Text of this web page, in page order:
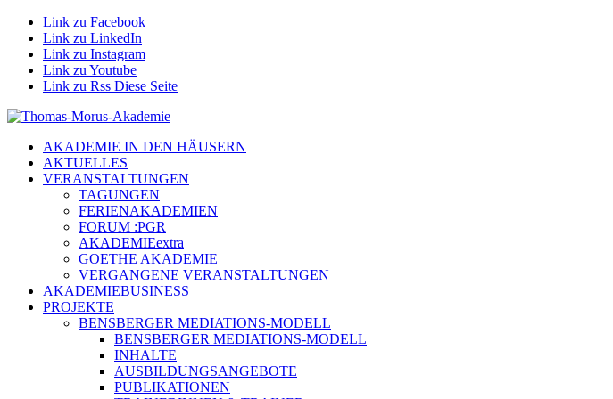
Link zu Facebook
Link zu LinkedIn
Link zu Instagram
Link zu Youtube
Link zu Rss Diese Seite
AKADEMIE IN DEN HÄUSERN
AKTUELLES
VERANSTALTUNGEN
TAGUNGEN
FERIENAKADEMIEN
FORUM :PGR
AKADEMIEextra
GOETHE AKADEMIE
VERGANGENE VERANSTALTUNGEN
AKADEMIEBUSINESS
PROJEKTE
BENSBERGER MEDIATIONS-MODELL
BENSBERGER MEDIATIONS-MODELL
INHALTE
AUSBILDUNGSANGEBOTE
PUBLIKATIONEN